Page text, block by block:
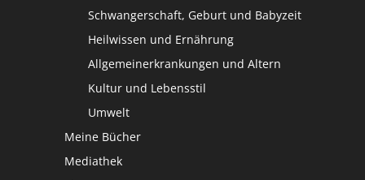
Schwangerschaft, Geburt und Babyzeit
Heilwissen und Ernährung
Allgemeinerkrankungen und Altern
Kultur und Lebensstil
Umwelt
Meine Bücher
Mediathek